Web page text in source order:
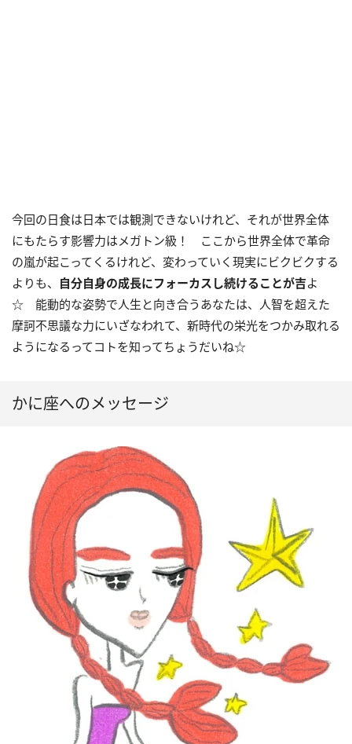
今回の日食は日本では観測できないけれど、それが世界全体
にもたらす影響力はメガトン級！ ここから世界全体で革命
の嵐が起こってくるけれど、変わっていく現実にビクビクする
よりも、 自分自身の成長にフォーカスし続けることが吉よ
☆ 能動的な姿勢で人生と向き合うあなたは、人智を超えた
摩訶不思議な力にいざなわれて、新時代の栄光をつかみ取れる
ようになるってコトを知ってちょうだいね☆
かに座へのメッセージ